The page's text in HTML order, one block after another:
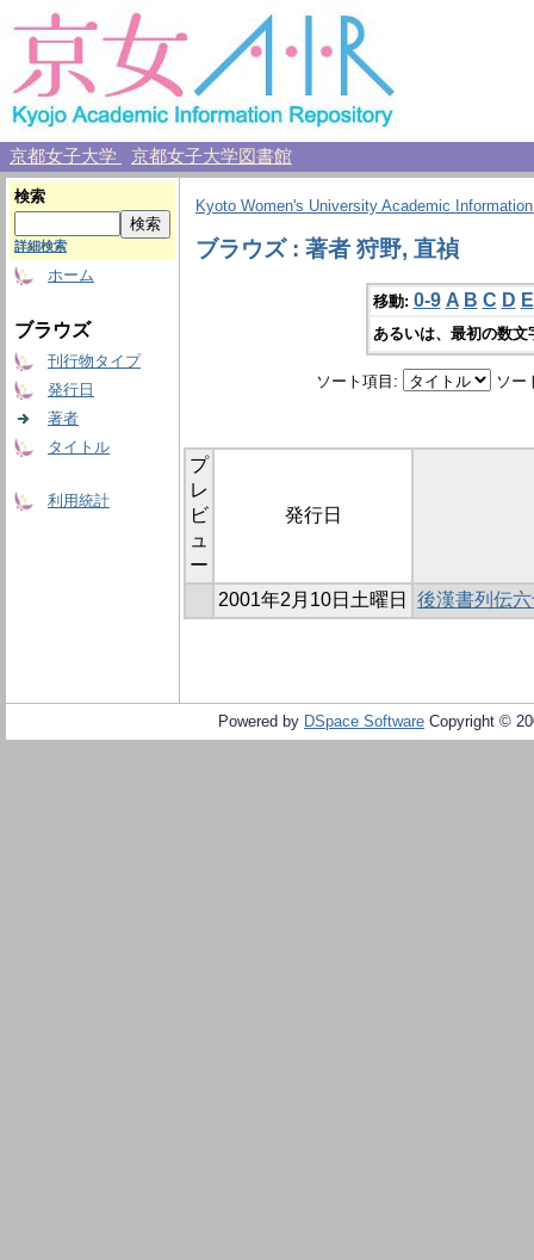
京都女子大学 京都女子大学図書館
検索
詳細検索
ホーム
ブラウズ
刊行物タイプ
発行日
著者
タイトル
利用統計
Kyoto Women's University Academic
ブラウズ : 著者 狩野, 直禎
移動: 0-9 A B C D E
あるいは、最初の数
ソート項目: ソー
プ
レ
ビ
ュ
ー
発行日
2001年2月10日土曜日 後漢書列伝
Powered by DSpace Software Copyright ©